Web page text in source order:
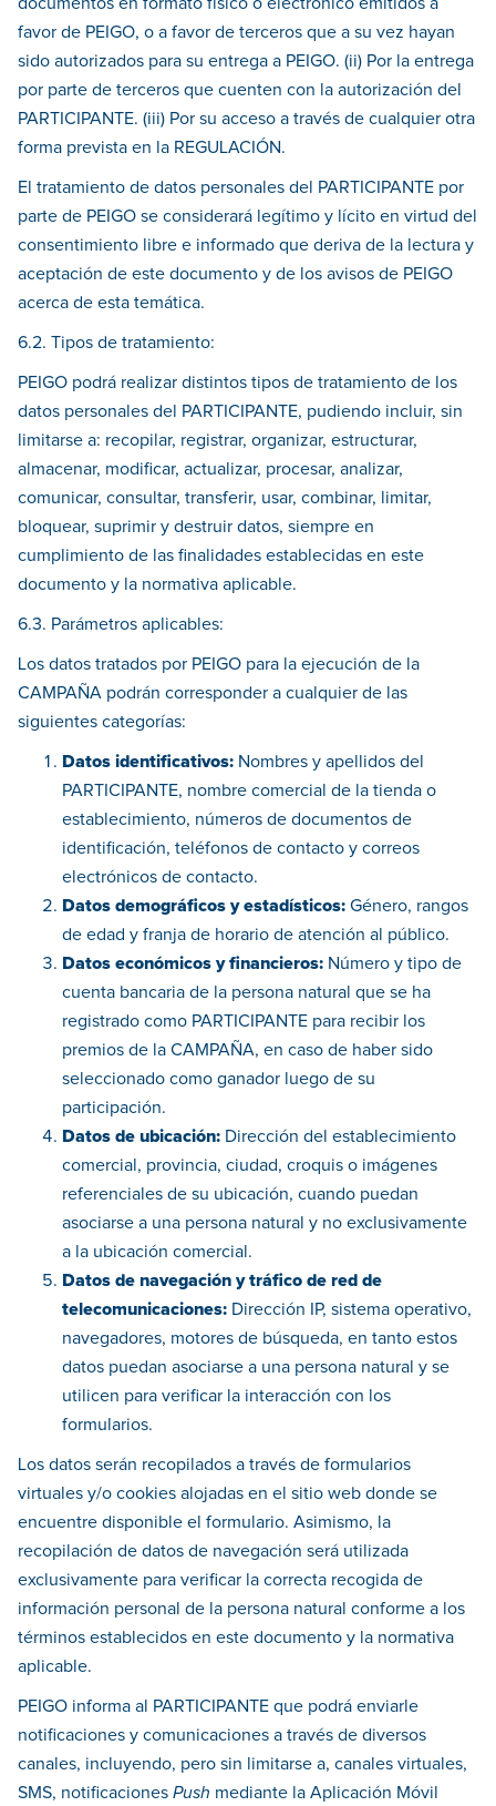
favor de PEIGO, o a favor de terceros que a su vez hayan
sido autorizados para su entrega a PEIGO. (ii) Por la entrega
por parte de terceros que cuenten con la autorización del
PARTICIPANTE. (iii) Por su acceso a través de cualquier otra
forma prevista en la REGULACIÓN.
El tratamiento de datos personales del PARTICIPANTE por
parte de PEIGO se considerará legítimo y lícito en virtud del
consentimiento libre e informado que deriva de la lectura y
aceptación de este documento y de los avisos de PEIGO
acerca de esta temática.
6.2. Tipos de tratamiento:
PEIGO podrá realizar distintos tipos de tratamiento de los
datos personales del PARTICIPANTE, pudiendo incluir, sin
limitarse a: recopilar, registrar, organizar, estructurar,
almacenar, modificar, actualizar, procesar, analizar,
comunicar, consultar, transferir, usar, combinar, limitar,
bloquear, suprimir y destruir datos, siempre en
cumplimiento de las finalidades establecidas en este
documento y la normativa aplicable.
6.3. Parámetros aplicables:
Los datos tratados por PEIGO para la ejecución de la
CAMPAÑA podrán corresponder a cualquier de las
siguientes categorías:
Datos identificativos: Nombres y apellidos del
PARTICIPANTE, nombre comercial de la tienda o
establecimiento, números de documentos de
identificación, teléfonos de contacto y correos
electrónicos de contacto.
Datos demográficos y estadísticos: Género, rangos
de edad y franja de horario de atención al público.
Datos económicos y financieros: Número y tipo de
cuenta bancaria de la persona natural que se ha
registrado como PARTICIPANTE para recibir los
premios de la CAMPAÑA, en caso de haber sido
seleccionado como ganador luego de su
participación.
Datos de ubicación: Dirección del establecimiento
comercial, provincia, ciudad, croquis o imágenes
referenciales de su ubicación, cuando puedan
asociarse a una persona natural y no exclusivamente
a la ubicación comercial.
Datos de navegación y tráfico de red de
telecomunicaciones: Dirección IP, sistema operativo,
navegadores, motores de búsqueda, en tanto estos
datos puedan asociarse a una persona natural y se
utilicen para verificar la interacción con los
formularios.
Los datos serán recopilados a través de formularios
virtuales y/o cookies alojadas en el sitio web donde se
encuentre disponible el formulario. Asimismo, la
recopilación de datos de navegación será utilizada
exclusivamente para verificar la correcta recogida de
información personal de la persona natural conforme a los
términos establecidos en este documento y la normativa
aplicable.
PEIGO informa al PARTICIPANTE que podrá enviarle
notificaciones y comunicaciones a través de diversos
canales, incluyendo, pero sin limitarse a, canales virtuales,
SMS, notificaciones Push mediante la Aplicación Móvil